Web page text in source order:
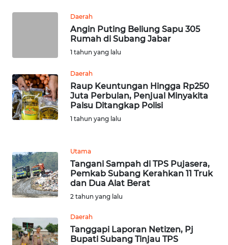
Daerah
Angin Puting Beliung Sapu 305
Rumah di Subang Jabar
1 tahun yang lalu
Daerah
Raup Keuntungan Hingga Rp250
Juta Perbulan, Penjual Minyakita
Palsu Ditangkap Polisi
1 tahun yang lalu
Utama
Tangani Sampah di TPS Pujasera,
Pemkab Subang Kerahkan 11 Truk
dan Dua Alat Berat
2 tahun yang lalu
Daerah
Tanggapi Laporan Netizen, Pj
Bupati Subang Tinjau TPS
TENGAH
WN DELI
SERDANG
TEBING
TINGGI
WN
PAKPAK
WN
KARAWANG